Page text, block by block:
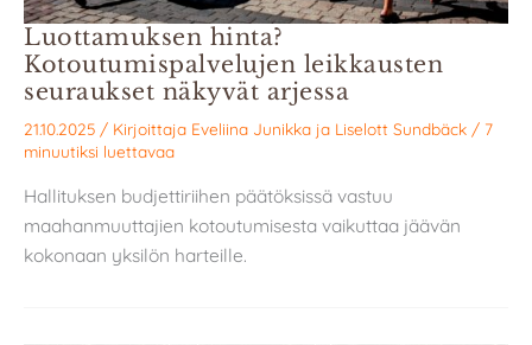
Luottamuksen hinta?
Kotoutumispalvelujen leikkausten
seuraukset näkyvät arjessa
21.10.2025 / Kirjoittaja Eveliina Junikka ja Liselott Sundbäck / 7
minuutiksi luettavaa
Hallituksen budjettiriihen päätöksissä vastuu
maahanmuuttajien kotoutumisesta vaikuttaa jäävän
kokonaan yksilön harteille.